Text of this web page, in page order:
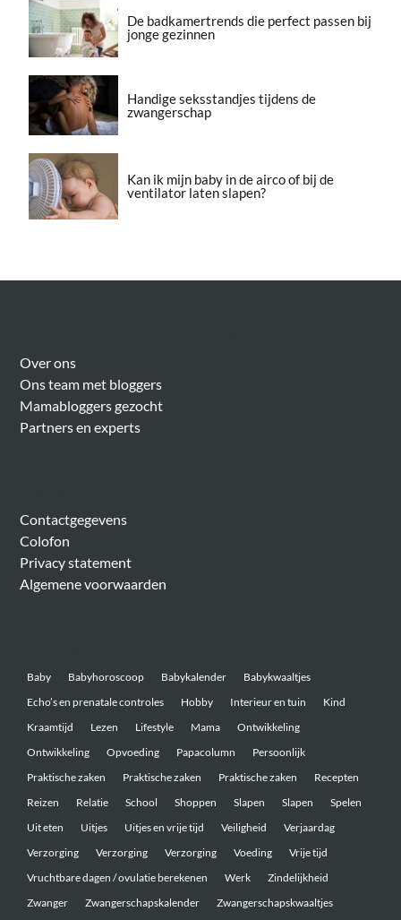
De badkamertrends die perfect passen bij
jonge gezinnen
Handige seksstandjes tijdens de
zwangerschap
Kan ik mijn baby in de airco of bij de
ventilator laten slapen?
Over ons
Ons team met bloggers
Mamabloggers gezocht
Partners en experts
Contactgegevens
Colofon
Privacy statement
Algemene voorwaarden
Baby Babyhoroscoop Babykalender
Babykwaaltjes
Echo’s en prenatale controles
Hobby Interieur en tuin
Kind
Kraamtijd
Lezen Lifestyle Mama
Ontwikkeling
Ontwikkeling
Opvoeding Papacolumn
Persoonlijk
Praktische zaken
Praktische zaken Praktische zaken
Recepten
Reizen
Relatie School Shoppen Slapen Slapen
Spelen
Uit eten
Uitjes Uitjes en vrije tijd Veiligheid
Verjaardag
Verzorging
Verzorging Verzorging Voeding
Vrije tijd
Vruchtbare dagen / ovulatie berekenen
Werk
Zindelijkheid
Zwanger
Zwangerschapskalender Zwangerschapskwaaltjes